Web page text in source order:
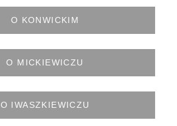
O KONWICKIM
O MICKIEWICZU
O IWASZKIEWICZU